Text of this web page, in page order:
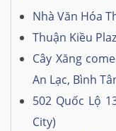
Nhà Văn Hóa
Thuận Kiều
Cây Xăng
An Lạc, Bình
502 Quốc Lộ
City)